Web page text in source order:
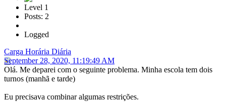
Level 1
Posts: 2
Logged
Carga Horária Diária
September 28, 2020, 11:19:49 AM
Olá. Me deparei com o seguinte problema. Minha escola tem dois
turnos (manhã e tarde)
Eu precisava combinar algumas restrições.